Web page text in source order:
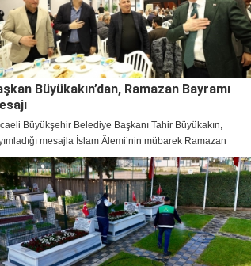
Büyükakın’dan, Ramazan Bayramı
Büyükşehir Belediye Başkanı Tahir Büyükakın,
mesajla İslam Âlemi’nin mübarek Ramazan
tebrik etti.